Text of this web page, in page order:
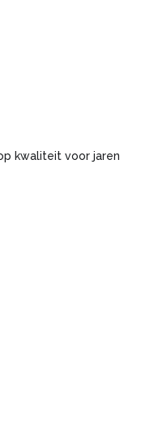
kwaliteit voor jaren